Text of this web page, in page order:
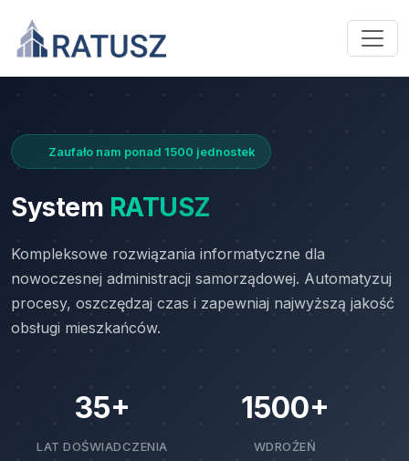
Zaufało nam ponad 1500 jednostek
System RATUSZ
Kompleksowe rozwiązania informatyczne dla
nowoczesnej administracji samorządowej. Automatyzuj
procesy, oszczędzaj czas i zapewniaj najwyższą jakość
obsługi mieszkańców.
35+
LAT DOŚWIADCZENIA
1500+
WDROŻEŃ